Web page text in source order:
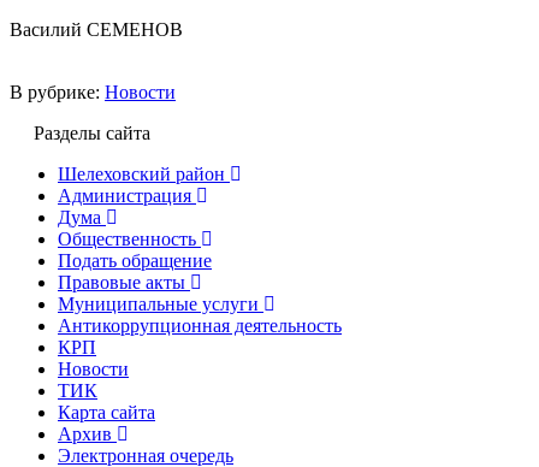
Василий СЕМЕНОВ
В рубрике: Новости
Разделы сайта
Шелеховский район
Администрация
Дума
Общественность
Подать обращение
Правовые акты
Муниципальные услуги
Антикоррупционная деятельность
КРП
Новости
ТИК
Карта сайта
Архив
Электронная очередь